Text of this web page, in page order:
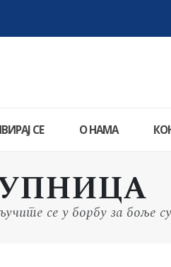
СЕ О НАМА
се у борбу за боље